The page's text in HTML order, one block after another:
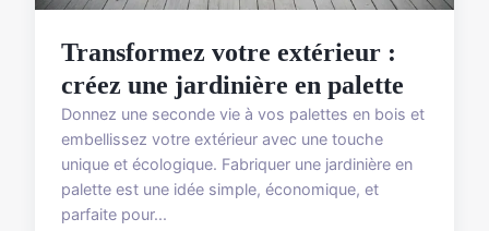
Transformez votre extérieur :
créez une jardinière en palette
Donnez une seconde vie à vos palettes en bois et
embellissez votre extérieur avec une touche
unique et écologique. Fabriquer une jardinière en
palette est une idée simple, économique, et
parfaite pour...